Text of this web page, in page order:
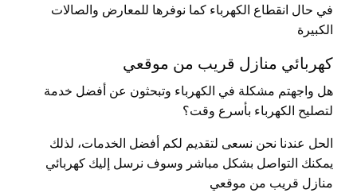
في حال انقطاع الكهرباء كما نوفرها للمعارض والصالات
الكبيرة
كهربائي منازل قريب من موقعي
هل واجهتم مشكلة في الكهرباء وتبحثون عن أفضل خدمة
لتصليح الكهرباء بأسرع وقت؟
الحل عندنا نحن نسعى لتقديم لكم أفضل الخدمات، لذلك
يمكنك التواصل بشكل مباشر وسوف نرسل إليك كهربائي
منازل قريب من موقعي